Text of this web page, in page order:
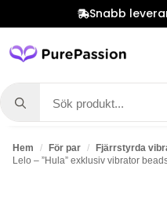
Snabb
Search
for:
Hem För par
Fjärrstyrda
Lelo – ”Hula” exklusiv vibrator